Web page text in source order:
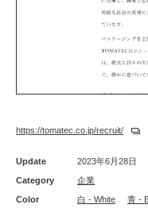
https://tomatec.co.jp/recruit/
Update
2023年6月28日
Category
企業
Color
白 - White 青 -